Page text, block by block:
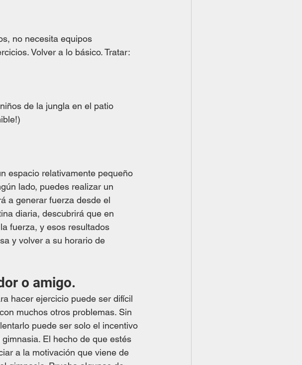
no necesita equipos
Volver a lo básico. Tratar:
de la jungla en el patio
espacio relativamente pequeño
lado, puedes realizar un
a generar fuerza desde el
diaria, descubrirá que en
fuerza, y esos resultados
y volver a su horario de
o amigo.
hacer ejercicio puede ser difícil
muchos otros problemas. Sin
puede ser solo el incentivo
El hecho de que estés
a la motivación que viene de